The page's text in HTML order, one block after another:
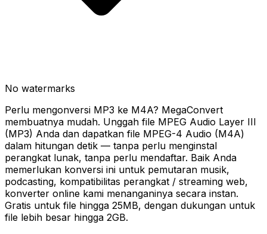
No watermarks
Perlu mengonversi MP3 ke M4A? MegaConvert
membuatnya mudah. Unggah file MPEG Audio Layer III
(MP3) Anda dan dapatkan file MPEG-4 Audio (M4A)
dalam hitungan detik — tanpa perlu menginstal
perangkat lunak, tanpa perlu mendaftar. Baik Anda
memerlukan konversi ini untuk pemutaran musik,
podcasting, kompatibilitas perangkat / streaming web,
konverter online kami menanganinya secara instan.
Gratis untuk file hingga 25MB, dengan dukungan untuk
file lebih besar hingga 2GB.